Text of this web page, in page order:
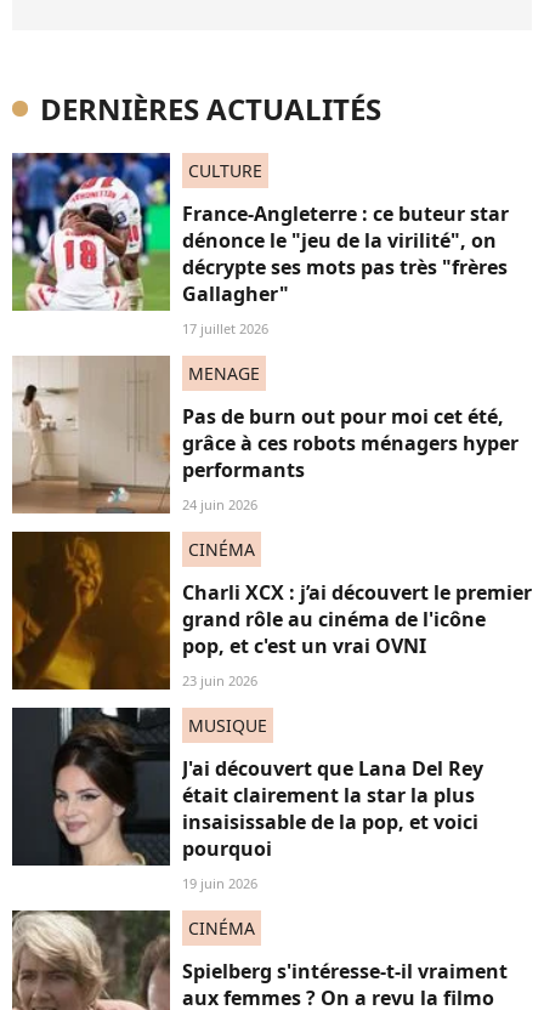
DERNIÈRES ACTUALITÉS
CULTURE
France-Angleterre : ce buteur star
dénonce le "jeu de la virilité", on
décrypte ses mots pas très "frères
Gallagher"
17 juillet 2026
MENAGE
Pas de burn out pour moi cet été,
grâce à ces robots ménagers hyper
performants
24 juin 2026
CINÉMA
Charli XCX : j’ai découvert le premier
grand rôle au cinéma de l'icône
pop, et c'est un vrai OVNI
23 juin 2026
MUSIQUE
J'ai découvert que Lana Del Rey
était clairement la star la plus
insaisissable de la pop, et voici
pourquoi
19 juin 2026
CINÉMA
Spielberg s'intéresse-t-il vraiment
aux femmes ? On a revu la filmo